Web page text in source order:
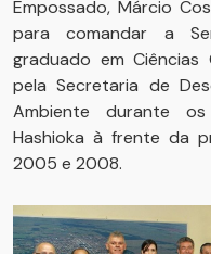
Empossado, Márcio
para comandar a
graduado em
pela Secretaria de
Ambiente durante
Hashioka à frente da
2005 e 2008.